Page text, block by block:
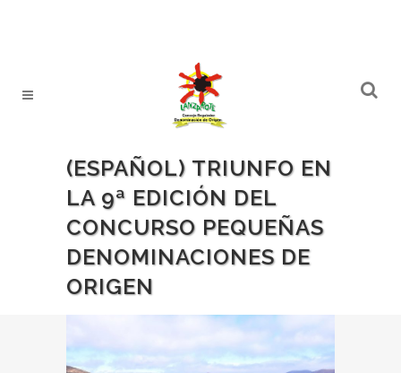
(ESPAÑOL) TRIUNFO EN
LA 9ª EDICIÓN DEL
CONCURSO PEQUEÑAS
DENOMINACIONES DE
ORIGEN